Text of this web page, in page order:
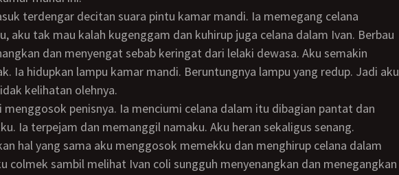
aku tak mau kalah kugenggam dan kuhirup juga celana dalam Ivan. Berbau
dan menyengat sebab keringat dari lelaki dewasa. Aku semakin
Ia hidupkan lampu kamar mandi. Beruntungnya lampu yang redup. Jadi aku
kelihatan olehnya.
Ia terpejam dan memanggil namaku. Aku heran sekaligus senang.
hal yang sama aku menggosok memekku dan menghirup celana dalam
colmek sambil melihat Ivan coli sungguh menyenangkan dan menegangkan